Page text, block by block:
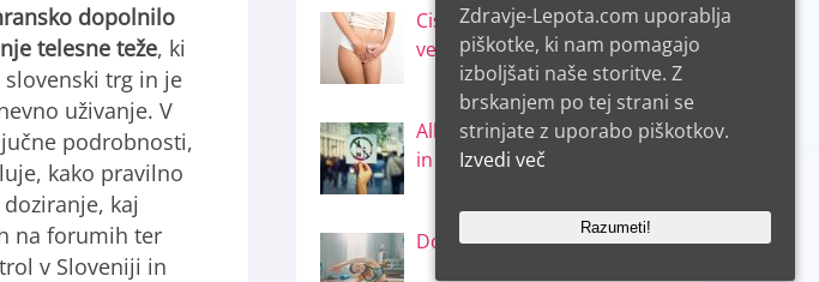
dopolnilo
telesne teže, ki
trg in je
uživanje. V
podrobnosti,
kako pravilno
kaj
na forumih ter
v Sloveniji in
Cistitis in inkontinenca – kaj
vemo o njiju
Alkohol – o njegovih koristih
in škodi!
Doma porabite 500 kalorij
Zdravje-Lepota.com uporablja
piškotke, ki nam pomagajo
izboljšati naše storitve. Z
brskanjem po tej strani se
strinjate z uporabo piškotkov.
Izvedi več
Razumeti!